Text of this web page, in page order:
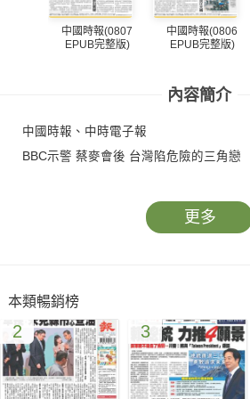
中國時報(0807
EPUB完整版)
中國時報(0806
EPUB完整版)
內容簡介
中國時報、中時電子報
BBC示警 蔡麥會後 台灣陷危險的三角戀
更多
本類暢銷榜
2 3